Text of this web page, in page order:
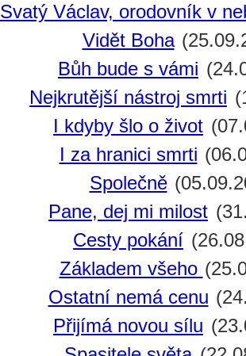
Svatý Václav, orodovník v
Vidět Boha
Bůh bude s vámi
Nejkrutější nástroj smrti
I kdyby šlo o život
I za hranici smrti
Společně
Pane, dej mi milost
Cesty pokání
Základem všeho
Ostatní nemá cenu
Přijímá novou sílu